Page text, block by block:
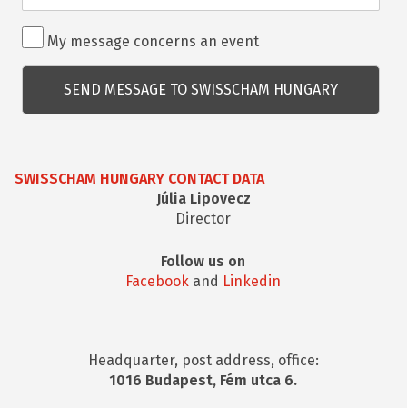
Rendezvénnyel
kapcsolatos
kérdés
My message concerns an event
SWISSCHAM HUNGARY CONTACT DATA
Júlia Lipovecz
Director
Follow us on
Facebook and Linkedin
Headquarter, post address, office:
1016 Budapest, Fém utca 6.